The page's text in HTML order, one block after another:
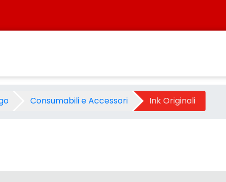
- Sistersbo
Consumabili e Accessori Ink Originali